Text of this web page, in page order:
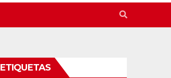
ETIQUETAS